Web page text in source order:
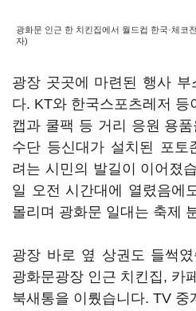
광화문 인근 한 치킨집에서 월드컵 한국·체코
자)
광장 곳곳에 마련된 행사 부
다. KT와 한국스포츠레저 등
캡과 쿨팩 등 거리 응원 용
수단 등신대가 설치된 포토
려는 시민의 발길이 이어졌
일 오전 시간대에 열렸음에
몰리며 광화문 일대는 축제
광장 바로 옆 상권도 들썩
광화문광장 인근 치킨집, 카
북새통을 이뤘습니다. TV 중